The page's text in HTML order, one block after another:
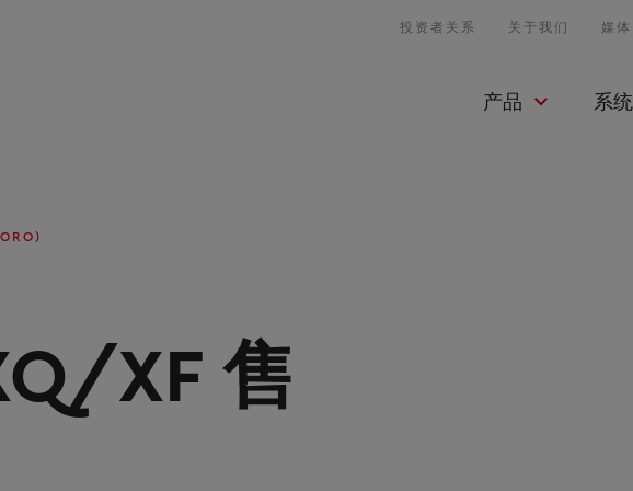
投资者关系 关于我们 媒体
产品 系统
XF 售